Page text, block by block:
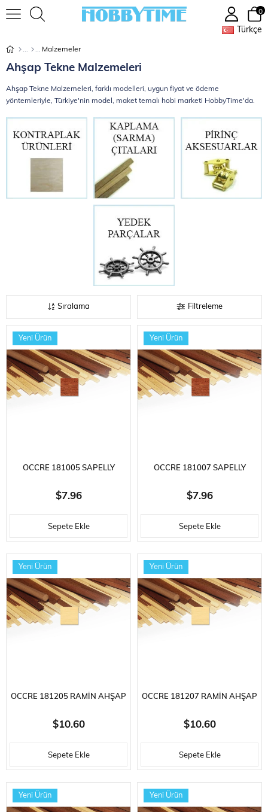
Türkçe
0
Malzemeler
Ahşap Tekne Malzemeleri
Ahşap Tekne Malzemeleri, farklı modelleri, uygun fiyat ve ödeme
yöntemleriyle, Türkiye'nin model, maket temalı hobi marketi HobbyTime'da.
Filtreleme
Sıralama
OCCRE 181005 SAPELLY
AHŞAP KAPLAMA ÇITASI,
0,6X5X800 MM. 10 ADET
$7.96
Sepete Ekle
Yeni Ürün
OCCRE 181007 SAPELLY
AHŞAP KAPLAMA ÇITASI,
0,6X7X800 MM. 10 ADET
$7.96
Sepete Ekle
Yeni Ürün
OCCRE 181205 RAMIN AHŞAP
KAPLAMA ÇITASI, 0,6X5X800
MM. 10 ADET
$10.60
Sepete Ekle
Yeni Ürün
OCCRE 181207 RAMIN AHŞAP
KAPLAMA ÇITASI, 0,6X7X800
MM. 10 ADET
$10.60
Sepete Ekle
Yeni Ürün
Yeni Ürün Yeni Ürün